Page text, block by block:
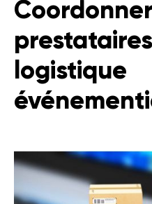
logistique